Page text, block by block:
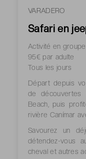
VARADERO
Safari en
Activité en groupe
95€ par adulte
Tous les jours
Départ depuis
de découvertes
Beach, puis
rivière Canímar
Savourez un
détendez-vous
cheval et autres